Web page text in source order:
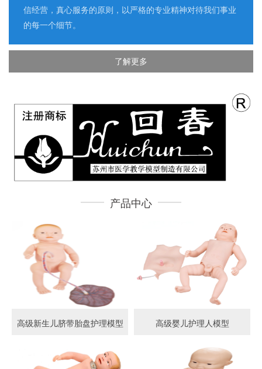
信经营，真心服务的原则，以严格的专业精神对待我们事业
的每一个细节。
了解更多
产品中心
高级新生儿脐带胎盘护理模型 高级婴儿护理人模型